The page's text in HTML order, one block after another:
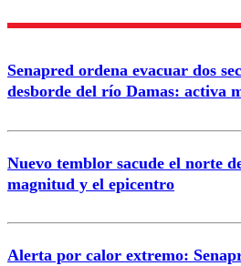
Correo
Senapred ordena evacuar dos
desborde del río Damas: activa
Nuevo temblor sacude el norte
magnitud y el epicentro
Alerta por calor extremo: